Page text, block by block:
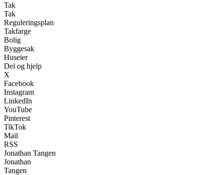
Tak
Tak
Reguleringsplan
Takfarge
Bolig
Byggesak
Huseier
Del og hjelp
X
Facebook
Instagram
LinkedIn
YouTube
Pinterest
TikTok
Mail
RSS
Jonathan Tangen
Jonathan
Tangen